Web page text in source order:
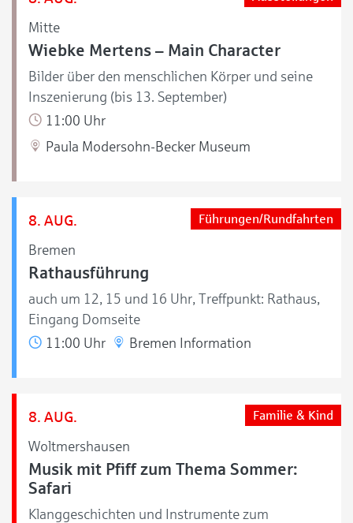
Mitte
Wiebke Mertens – Main Character
Bilder über den menschlichen Körper und seine
Inszenierung (bis 13. September)
11:00 Uhr
Paula Modersohn-Becker Museum
8. AUG.
Bremen
Führungen/Rundfahrten
Rathausführung
auch um 12, 15 und 16 Uhr, Treffpunkt: Rathaus,
Eingang Domseite
11:00 Uhr
Bremen Information
8. AUG.
Woltmershausen
Familie & Kind
Musik mit Pfiff zum Thema Sommer:
Safari
Klanggeschichten und Instrumente zum